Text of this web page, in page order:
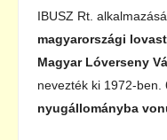
IBUSZ Rt.
magyarországi
Magyar Lóverseny
nevezték ki 1972-ben.
nyugállományba